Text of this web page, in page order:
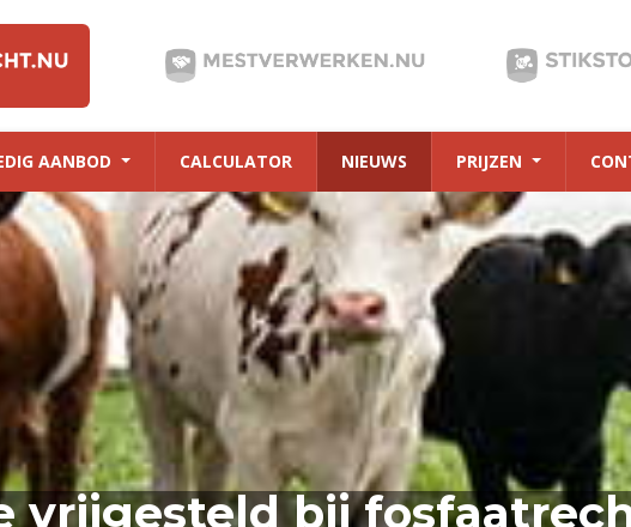
AANBOD CALCULATOR NIEUWS PRIJZEN
vrijgesteld bij